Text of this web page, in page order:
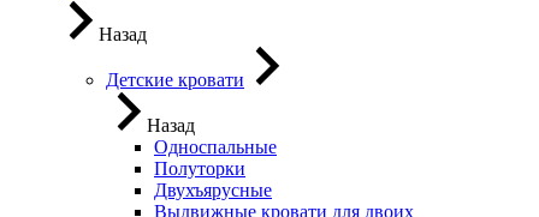
Назад
Детские кровати
Назад
Односпальные
Полуторки
Двухъярусные
Выдвижные кровати для двоих